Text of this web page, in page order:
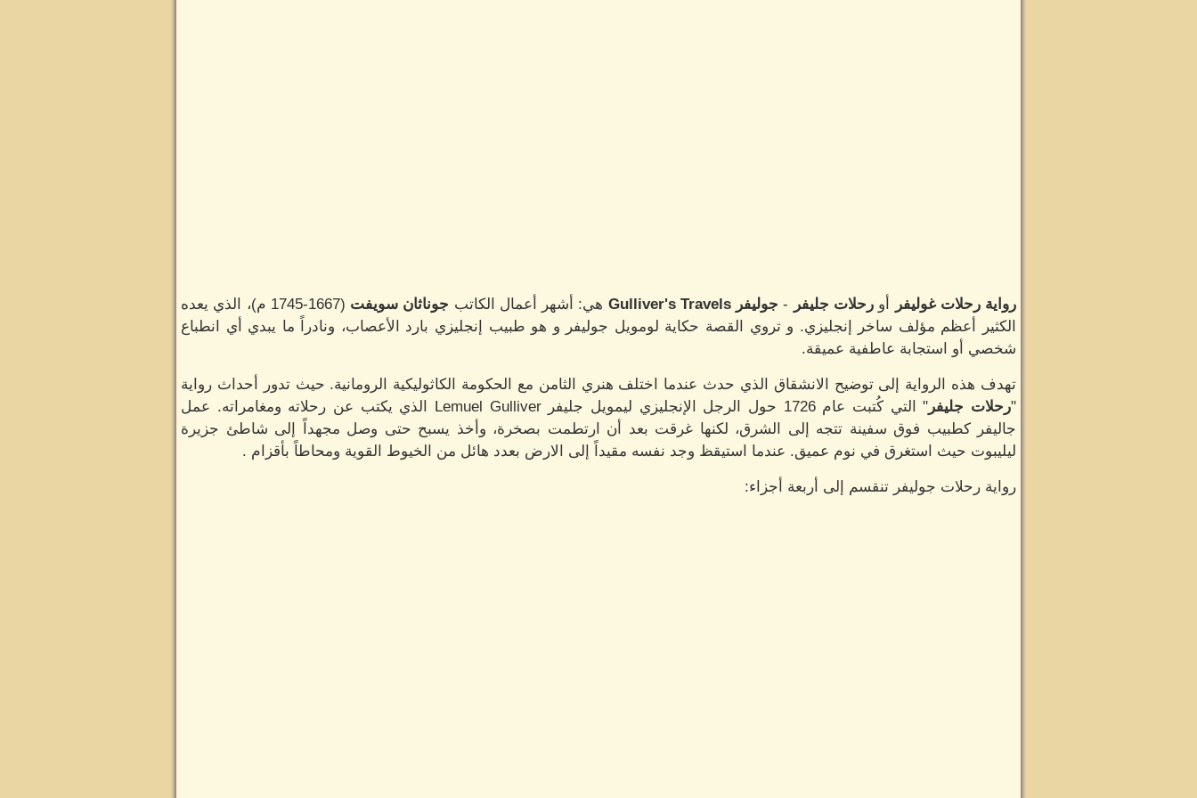
رواية رحلات غوليفر أورحلات جليفر - جوليفرGulliver's Travels هي: أشهر أعمال الكاتب جوناثان سويفت
(1667-1745 م)، الذي يعده
الكثير أعظم مؤلف ساخر إنجليزي. و تروي القصة حكاية لومويل جوليفر و هو طبيب إنجليزي بارد الأعصاب، ونادراً ما يبدي أي انطباع
شخصي أو استجابة عاطفية عميقة.
تهدف هذه الرواية إلى توضيح الانشقاق الذي حدث عندما اختلف هنري الثامن مع الحكومة الكاثوليكية الرومانية. حيث تدور أحداث رواية
"رحلات جليفر
" التي كُتبت عام 1726 حول الرجل الإنجليزي ليمويل جليفر Lemuel Gulliver الذي يكتب عن رحلاته ومغامراته. عمل
جاليفر كطبيب فوق سفينة تتجه إلى الشرق، لكنها غرقت بعد أن ارتطمت بصخرة، وأخذ يسبح حتى وصل مجهداً إلى شاطئ جزيرة
ليليبوت حيث استغرق في نوم عميق. عندما استيقظ وجد نفسه مقيداً إلى الارض بعدد هائل من الخيوط القوية ومحاطاً بأقزام .
رواية رحلات جوليفر تنقسم إلى أربعة أجزاء: